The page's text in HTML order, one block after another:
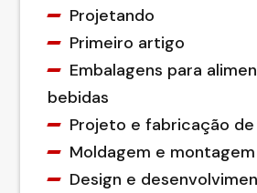
Projetando
Primeiro artigo
Embalagens para
bebidas
Projeto e fabricação
Moldagem e montagem
Design e